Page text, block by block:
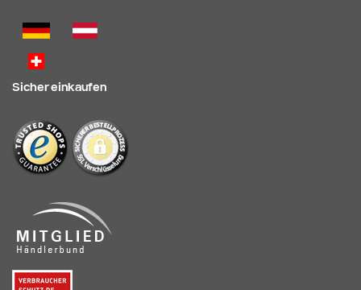
Sicher einkaufen